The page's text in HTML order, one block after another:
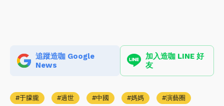
追蹤造咖 Google
News
加入造咖 LINE 好
友
于朦朧 過世 中國 媽媽 演藝圈